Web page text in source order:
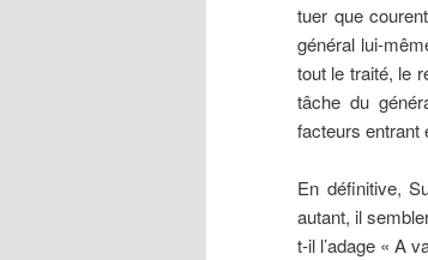
tuer que
général lui-
tout le traité, le
tâche du
facteurs entrant
En définitive,
autant, il
t-il l’adage « A